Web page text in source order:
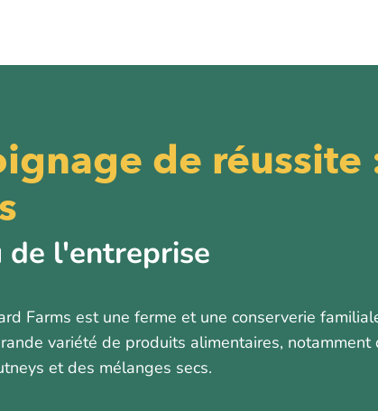
de
de l'entreprise
Farms est une ferme et une conserverie
variété de produits alimentaires,
et des mélanges secs.